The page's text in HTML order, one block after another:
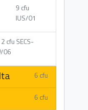
9 cfu
IUS/01
cfu SECS-
06
6 cfu
6 cfu